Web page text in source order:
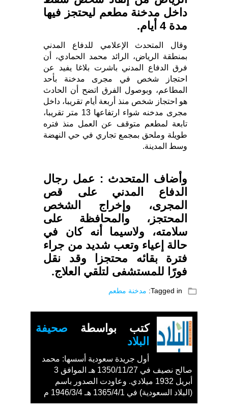
داخل مدخنة مطعم ليحتجز فيها
مدة 4 أيام.
‏وقال المتحدث الإعلامي للدفاع المدني
بمنطقة الرياض، الرائد محمد الحمادي، أن
فرق الدفاع المدني باشرت بلاغا يفيد عن
احتجاز شخص في مجرى مدخنة بأحد
المطاعم، وبوصول الفرق اتضح أن الحادث
هو احتجاز شخص منذ أربعة أيام تقريبا، داخل
مجرى مدخنه شواء ارتفاعها 13 متر تقريبا،
تابعة لمطعم متوقف عن العمل منذ فتره
طويلة وملحق بمجمع تجاري في حي النهضة
وسط المدينة.
وأضاف المتحدث : عمل رجال
الدفاع المدني على قص
المجرى، وإخراج الشخص
المحتجز، والمحافظة على
سلامته، ولاسيما أنه كان في
حالة إعياء وتعب شديد من جراء
فترة بقائه محتجزا وقد نقل
فورًا للمستشفى لتلقي العلاج.
folder_open
Tagged in: مدخنة مطعم
كتب بواسطة صحيفة
البلاد
أول جريدة سعودية أسسها: محمد
صالح نصيف في 1350/11/27 هـ الموافق 3
أبريل 1932 ميلادي. وعاودت الصدور باسم
(البلاد السعودية) في 1365/4/1 هـ 1946/3/4 م